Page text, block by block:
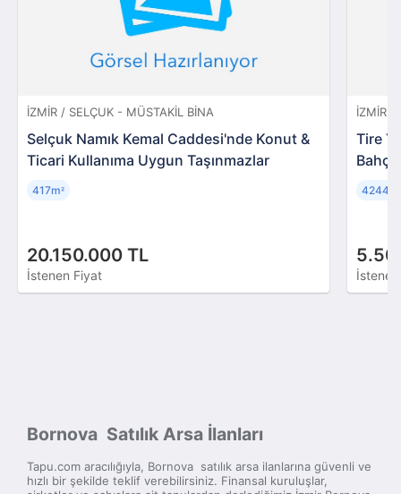
İZMIR / SELÇUK - MÜSTAKIL BINA
Selçuk Namık Kemal Caddesi'nde Konut &
Ticari Kullanıma Uygun Taşınmazlar
20.150.000 TL
İstenen Fiyat
417m²
İZMIR /
Tire
Bornova Satılık Arsa İlanları
Tapu.com aracılığıyla, Bornova satılık arsa ilanlarına güvenli ve
hızlı bir şekilde teklif verebilirsiniz. Finansal kuruluşlar,